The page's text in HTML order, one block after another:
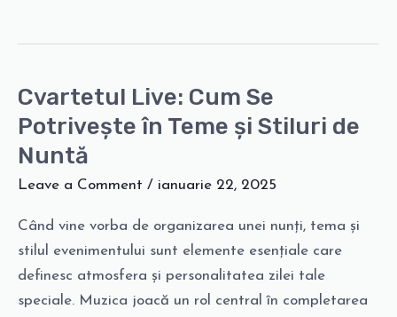
Cvartetul Live: Cum Se
Potrivește în Teme și Stiluri de
Nuntă
Leave a Comment / ianuarie 22, 2025
Când vine vorba de organizarea unei nunți, tema și
stilul evenimentului sunt elemente esențiale care
definesc atmosfera și personalitatea zilei tale
speciale. Muzica joacă un rol central în completarea
Cvartetul
Live:
Se
Potrivește
în
Teme
și
Stiluri